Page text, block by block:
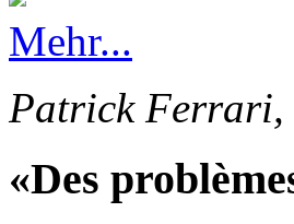
Mehr...
Patrick Ferrari,
«Des